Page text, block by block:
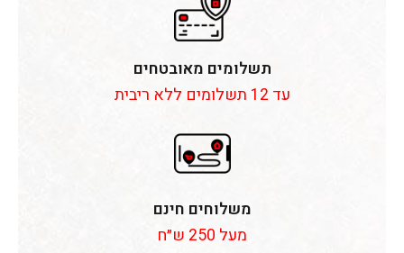
תשלומים מאובטחים
עד 12 תשלומים ללא ריבית
משלוחים חינם
מעל 250 ש״ח